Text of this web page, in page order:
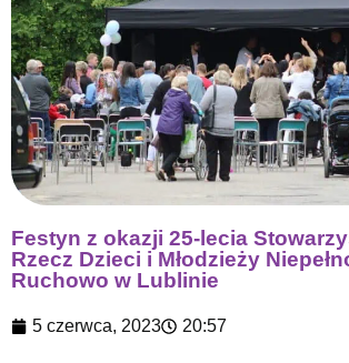
Festyn z okazji 25-lecia
Rzecz Dzieci i Młodzieży
Ruchowo w Lublinie
5 czerwca, 2023 20:57